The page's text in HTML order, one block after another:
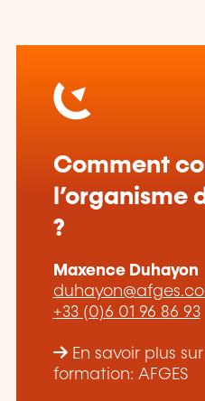
Comment
l’organisme
?
Maxence Duhayon
+33 (0)6 01 96 86 93
En savoir plus
formation: AFGES